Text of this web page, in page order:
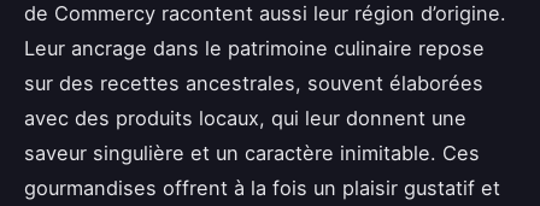
de Commercy racontent aussi leur région d’origine.
Leur ancrage dans le patrimoine culinaire repose
sur des recettes ancestrales, souvent élaborées
avec des produits locaux, qui leur donnent une
saveur singulière et un caractère inimitable. Ces
gourmandises offrent à la fois un plaisir gustatif et